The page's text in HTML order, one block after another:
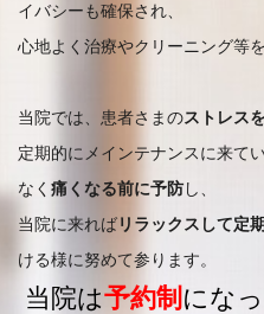
イバシーも確保され、
心地よく治療やクリーニング等
当院では、患者さまのストレス
定期的にメインテナンスに来て
なく 痛くなる前に予防し、
当院に来ればリラックスして定
ける様に努めて参ります。
当院は予約制 にな